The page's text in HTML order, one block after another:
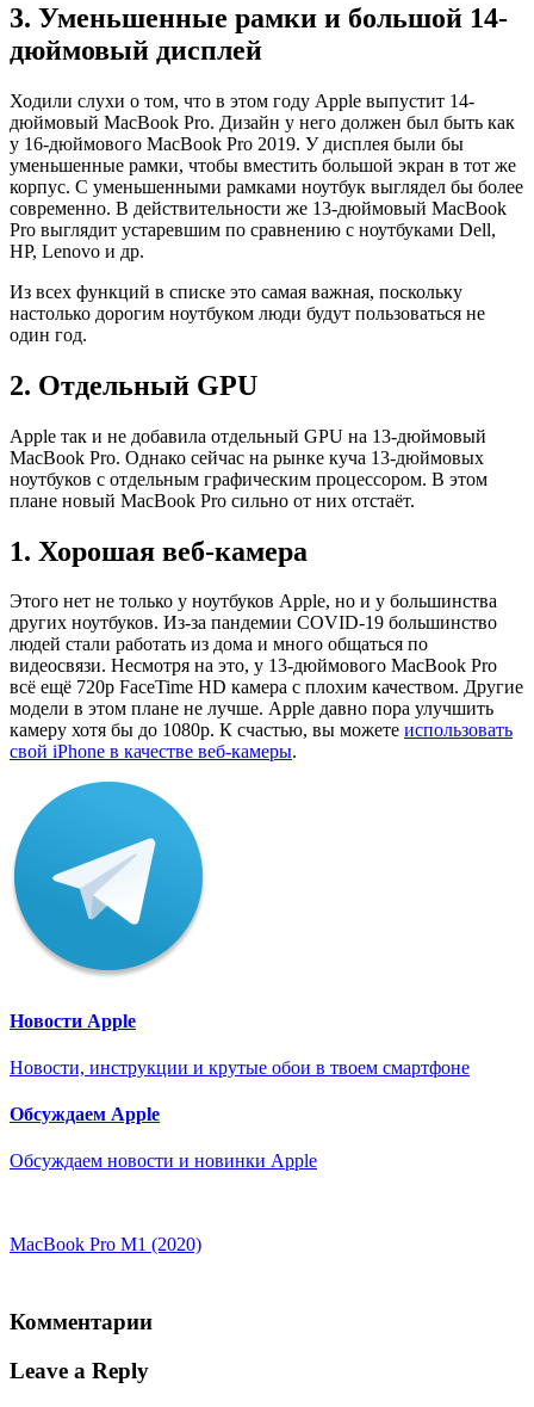
3. Уменьшенные рамки и большой 14-
дюймовый дисплей
Ходили слухи о том, что в этом году Apple выпустит 14-
дюймовый MacBook Pro. Дизайн у него должен был быть как
у 16-дюймового MacBook Pro 2019. У дисплея были бы
уменьшенные рамки, чтобы вместить большой экран в тот же
корпус. С уменьшенными рамками ноутбук выглядел бы более
современно. В действительности же 13-дюймовый MacBook
Pro выглядит устаревшим по сравнению с ноутбуками Dell,
HP, Lenovo и др.
Из всех функций в списке это самая важная, поскольку
настолько дорогим ноутбуком люди будут пользоваться не
один год.
2. Отдельный GPU
Apple так и не добавила отдельный GPU на 13-дюймовый
MacBook Pro. Однако сейчас на рынке куча 13-дюймовых
ноутбуков с отдельным графическим процессором. В этом
плане новый MacBook Pro сильно от них отстаёт.
1. Хорошая веб-камера
Этого нет не только у ноутбуков Apple, но и у большинства
других ноутбуков. Из-за пандемии COVID-19 большинство
людей стали работать из дома и много общаться по
видеосвязи. Несмотря на это, у 13-дюймового MacBook Pro
всё ещё 720p FaceTime HD камера с плохим качеством. Другие
модели в этом плане не лучше. Apple давно пора улучшить
камеру хотя бы до 1080p. К счастью, вы можете использовать
свой iPhone в качестве веб-камеры.
Новости Apple
Новости, инструкции и крутые обои в твоем смартфоне
Обсуждаем Apple
Обсуждаем новости и новинки Apple
MacBook Pro M1 (2020)
Комментарии
Leave a Reply